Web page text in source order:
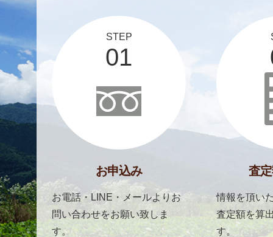
STEP
01
お申込み
お電話・LINE・メールよりお
問い合わせをお願い致しま
す。
査
情報を頂い
査定額を算
す。